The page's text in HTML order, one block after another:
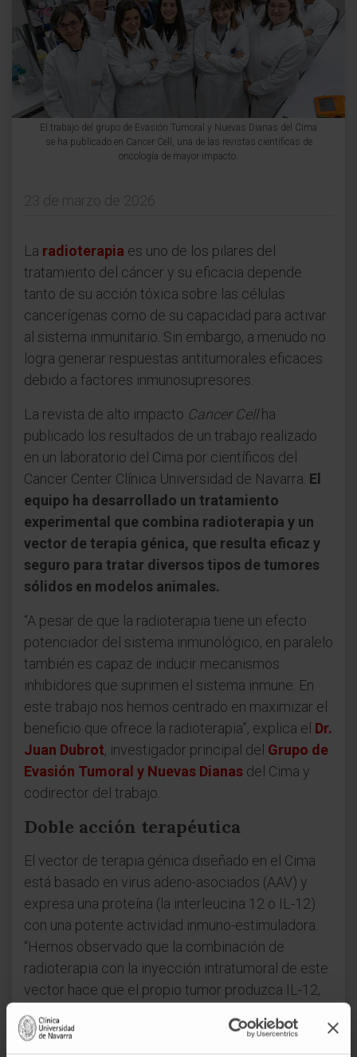
El trabajo del grupo de Evasión Tumoral y Nuevas Dianas del Cima
se ha publicado en Cancer Cell, una de las revistas científicas de
oncología de mayor impacto.
23 de marzo de 2026
La radioterapia es uno de los pilares del
tratamiento del cáncer y su eficacia depende
tanto de su acción tóxica sobre las células
cancerígenas como de su capacidad para activar
al sistema inmunitario. Sin embargo, a menudo no
logra generar respuestas antitumorales eficaces
debido a factores inmunosupresores.
La revista de alto impacto Cancer Cellha
publicado los resultados de un trabajo realizado
en un laboratorio del Cima por científicos del
Cancer Center Clínica Universidad de Navarra. El
equipo ha desarrollado un tratamiento
experimental que combina radioterapia y un
vector de terapia génica, que resulta eficaz y
seguro para tratar diversos tipos de tumores
sólidos en modelos animales.
“A pesar de que la radioterapia tiene un efecto
potenciador del sistema inmunológico, en paralelo
también es capaz de inducir mecanismos
inhibidores que suprimen el sistema inmune. En
este trabajo nos hemos centrado en maximizar el
beneficio que ofrece la radioterapia”, explica el Dr.
Juan Dubrot, investigador principal del Grupo de
Evasión Tumoral y Nuevas Dianas del Cima y
codirector del trabajo.
Doble acción terapéutica
El vector de terapia génica diseñado en el Cima
está basado en virus adeno-asociados (AAV) y
expresa una proteína (la interleucina 12 o IL-12)
con una potente actividad inmuno-estimuladora.
“Hemos observado que la combinación de
radioterapia con la inyección intratumoral de este
vector hace que el propio tumor produzca IL-12,
la cual a su vez
luchar contra el cáncer.
De este modo, el tumor